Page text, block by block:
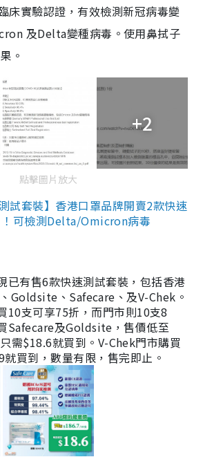
床實驗認證，有效檢測新冠病毒變
及Delta變種病毒。使用鼻拭子
。
+2
點擊圖片放大
試套裝】香港口罩品牌開賣2款快速
可檢測Delta/Omicron病毒
已有售6款快速測試套裝，包括香港
Goldsite、Safecare、及V-Chek。
10支可享75折，而門市則10支8
Safecare及Goldsite，售價低至
需$18.6就買到。V-Chek門市購買
買到，數量有限，售完即止。